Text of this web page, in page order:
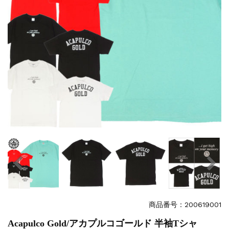
商品番号：200619001
Acapulco Gold/アカプルコゴールド 半袖Tシャ